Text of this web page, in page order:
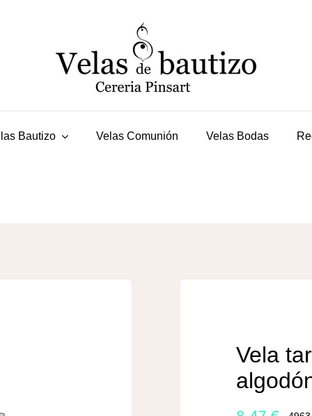
Bautizo Velas Comunión Velas Bodas
Vela